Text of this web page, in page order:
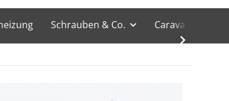
Schrauben & Co. Caravan &